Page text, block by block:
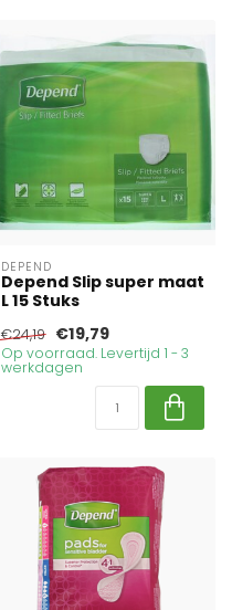
DEPEND
Depend Slip super maat
L 15 Stuks
€24,19 €19,79
Op voorraad. Levertijd 1 - 3
werkdagen